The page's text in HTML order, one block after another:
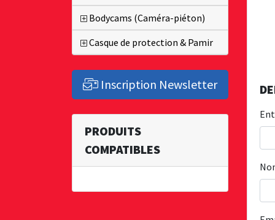
Bodycams (Caméra-piéton)
Casque de protection & Pamir
Inscription Newsletter
PRODUITS
COMPATIBLES